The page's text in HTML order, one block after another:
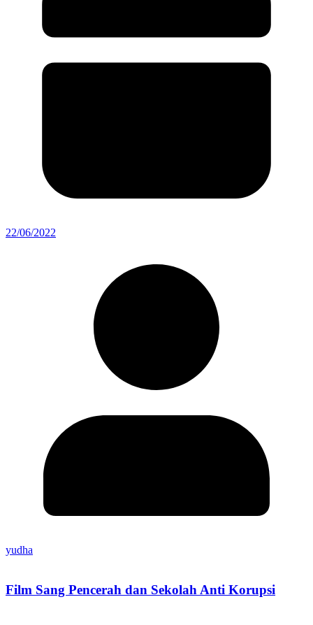
22/06/2022
yudha
Film Sang Pencerah dan Sekolah Anti Korupsi